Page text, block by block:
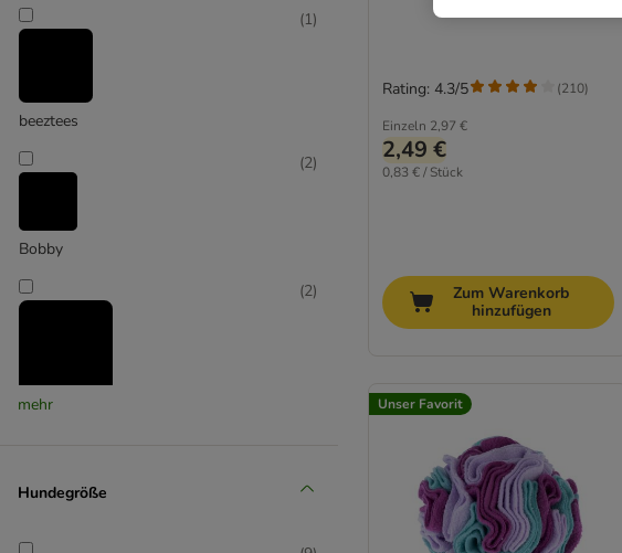
Trixie
beeztees
(1)
Bobby
(2)
Boomerball
(2)
mehr
Hundegröße
Einzeln 2,97 €
2,49 €
0,83 € / Stück
Rating: 4.3/5 (210)
Zum Warenkorb
hinzufügen
Unser Favorit